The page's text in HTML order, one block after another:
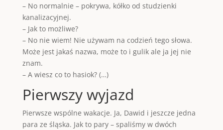
– No normalnie – pokrywa, kółko od studzienki
kanalizacyjnej.
– Jak to możliwe?
– No nie wiem! Nie używam na codzień tego słowa.
Może jest jakaś nazwa, może to i gulik ale ja jej nie
znam.
– A wiesz co to hasiok? (…)
Pierwszy wyjazd
Pierwsze wspólne wakacje. Ja, Dawid i jeszcze jedna
para ze śląska. Jak to pary – spaliśmy w dwóch